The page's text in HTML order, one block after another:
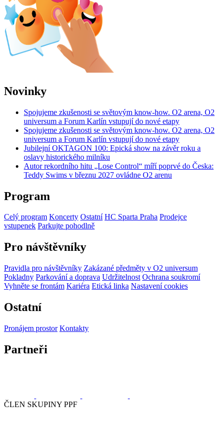
Novinky
Spojujeme zkušenosti se světovým know-how. O2 arena, O2
universum a Forum Karlín vstupují do nové etapy
Spojujeme zkušenosti se světovým know-how. O2 arena, O2
universum a Forum Karlín vstupují do nové etapy
Jubilejní OKTAGON 100: Epická show na závěr roku a
oslavy historického milníku
Autor rekordního hitu „Lose Control“ míří poprvé do Česka:
Teddy Swims v březnu 2027 ovládne O2 arenu
Program
Celý program Koncerty Ostatní HC Sparta Praha Prodejce
vstupenek Parkujte pohodlně
Pro návštěvníky
Pravidla pro návštěvníky Zakázané předměty v O2 universum
Pokladny Parkování a doprava Udržitelnost Ochrana soukromí
Vyhněte se frontám Kariéra Etická linka Nastavení cookies
Ostatní
Pronájem prostor Kontakty
Partneři
ČLEN SKUPINY PPF